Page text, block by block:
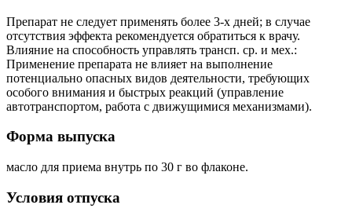
Препарат не следует применять более 3-х дней; в случае
отсутствия эффекта рекомендуется обратиться к врачу.
Влияние на способность управлять трансп. ср. и мех.:
Применение препарата не влияет на выполнение
потенциально опасных видов деятельности, требующих
особого внимания и быстрых реакций (управление
автотранспортом, работа с движущимися механизмами).
Форма выпуска
масло для приема внутрь по 30 г во флаконе.
Условия отпуска